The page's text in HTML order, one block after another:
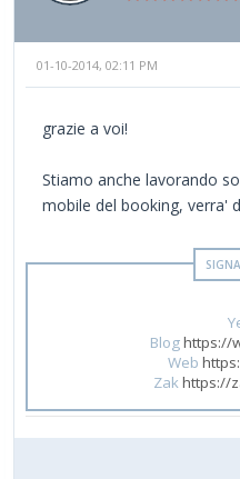
01-10-2014, 02:11 PM
grazie a voi!
Stiamo anche lavorando
mobile del booking, verra'
Bloghttps://
Web
Zakhttps://